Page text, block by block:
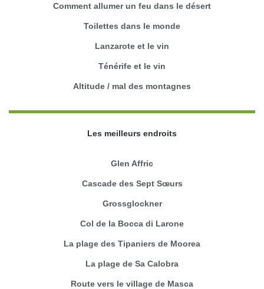
Comment allumer un feu dans le désert
Toilettes dans le monde
Lanzarote et le vin
Ténérife et le vin
Altitude / mal des montagnes
Les meilleurs endroits
Glen Affric
Cascade des Sept Sœurs
Grossglockner
Col de la Bocca di Larone
La plage des Tipaniers de Moorea
La plage de Sa Calobra
Route vers le village de Masca